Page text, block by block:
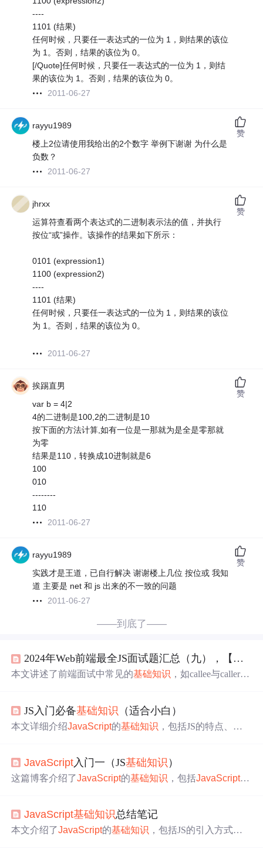
----
1101 (结果)
任何时候，只要任一表达式的一位为 1，则结果的该位
为 1。否则，结果的该位为 0。
[/Quote]任何时候，只要任一表达式的一位为 1，则结
果的该位为 1。否则，结果的该位为 0。
2011-06-27
rayyu1989
楼上2位请使用我给出的2个数字 举例下谢谢 为什么是
负数？
2011-06-27
赞
jhrxx
运算符查看两个表达式的二进制表示法的值，并执行
按位“或”操作。该操作的结果如下所示：
0101 (expression1)
1100 (expression2)
----
1101 (结果)
任何时候，只要任一表达式的一位为 1，则结果的该位
为 1。否则，结果的该位为 0。
2011-06-27
赞
挨踢直男
var b = 4|2
4的二进制是100,2的二进制是10
按下面的方法计算,如有一位是一那就为是全是零那就
为零
结果是110，转换成10进制就是6
100
010
--------
110
2011-06-27
赞
rayyu1989
实践才是王道，已自行解决 谢谢楼上几位 按位或 我知
道 主要是 net 和 js 出来的不一致的问题
2011-06-27
赞
——到底了——
2024年Web前端最全JS面试题汇总（九），【面试必备
本文讲述了前端面试中常见的基础知识 ，如callee与caller的
理解。
JS入门必备基础知识 （适合小白）
本文详细介绍JavaScript的基础知识 ，包括JS的特点、组
JavaScript 入门一（JS基础知识 ）
这篇博客介绍了JavaScript的基础知识 ，包括JavaScript的
中的关键语言，用于创建交互式网页。文中详细讲解了
aScript的行内、页内和外部引用方式，以及变量的声明、
JavaScript基础知识总结笔记
本文介绍了JavaScript的基础知识 ，包括JS的引入方式、